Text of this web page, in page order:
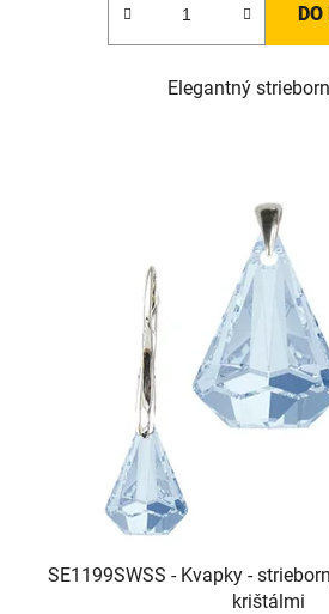
DO
Elegantný
SE1199SWSS - Kvapky -
krištálmi